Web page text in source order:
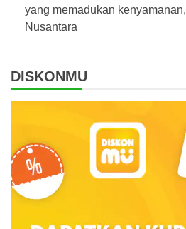
yang memadukan
Nusantara
DISKONMU